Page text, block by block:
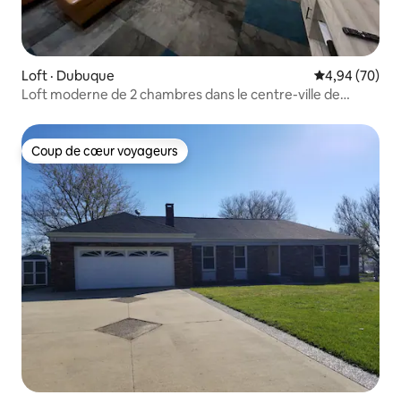
Loft · Dubuque Note
4,94 (70)
Loft moderne de 2 chambres dans le centre-ville de
Coup de cœur voyageurs
Coup de cœur voyageurs